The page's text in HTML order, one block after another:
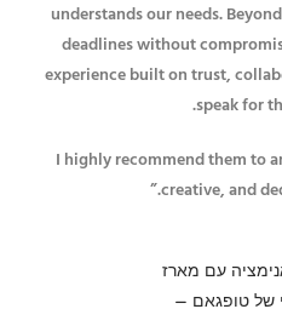
understands our needs.
deadlines without
experience built on trust,
speak for
I highly recommend them to
creative, and